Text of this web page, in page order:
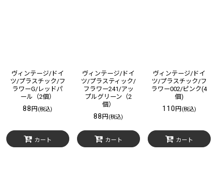
ヴィンテージ/ドイ
ツ/プラスチック/フ
ラワーG/レッドパ
ール（2個）
88円 (税込)
カート
ヴィンテージ/ドイ
ツ/プラスティック/
フラワー241/アッ
プルグリーン（2
個）
88円 (税込)
カート
ヴィンテージ/ドイ
ツ/プラスチック/フ
ラワー002/ピンク(4
個)
110 円 (税込)
カート